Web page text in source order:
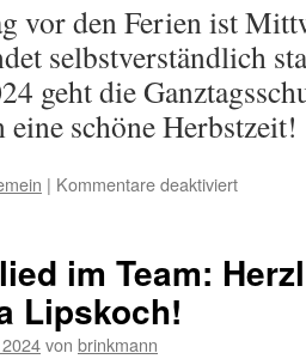
vor den Ferien ist
selbstverständlich
geht die
eine schöne Herbstzeit!
| Kommentare deaktiviertfür
im Team:
Lipskoch!
von brinkmann